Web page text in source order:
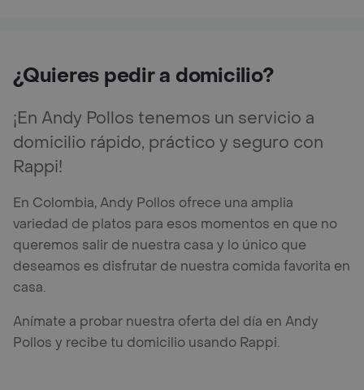
¿Quieres pedir a domicilio?
¡En Andy Pollos tenemos un servicio a
domicilio rápido, práctico y seguro con
Rappi!
En Colombia, Andy Pollos ofrece una amplia
variedad de platos para esos momentos en que no
queremos salir de nuestra casa y lo único que
deseamos es disfrutar de nuestra comida favorita en
casa.
Anímate a probar nuestra oferta del día en Andy
Pollos y recibe tu domicilio usando Rappi.